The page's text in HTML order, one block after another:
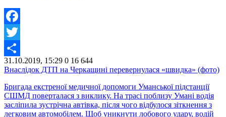
Facebook
Twitter
Share
31.10.2019, 15:29 0 16 644
Внаслідок ДТП на Черкащині перевернулася «швидка» (фото)
Бригада екстреної медичної допомоги Уманської підстанції
СШМД поверталася з виклику. На трасі поблизу Умані водія
засліпила зустрічна автівка, після чого відбулося зіткнення з
легковим автомобілем. Щоб уникнути лобового удару, водій